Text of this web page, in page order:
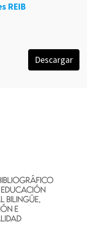
REIB
Descargar